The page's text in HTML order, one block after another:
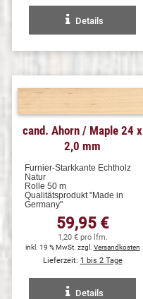
Details
cand. Ahorn / Maple 24 x
2,0 mm
Furnier-Starkkante Echtholz
Natur
Rolle 50 m
Qualitätsprodukt "Made in
Germany"
59,95 €
1,20 € pro lfm.
inkl. 19 % MwSt. zzgl. Versandkosten
Lieferzeit: 1 bis 2 Tage
Details